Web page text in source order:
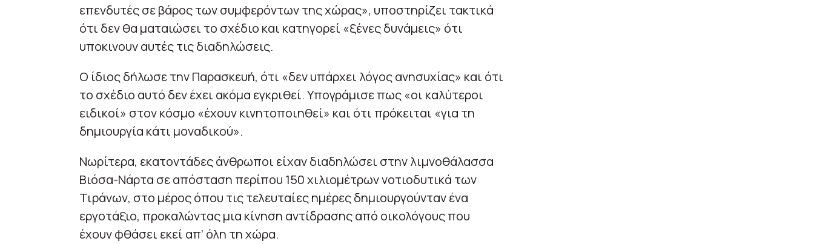
επενδυτές σε βάρος των συμφερόντων της χώρας», υποστηρίζει τακτικά
ότι δεν θα ματαιώσει το σχέδιο και κατηγορεί «ξένες δυνάμεις» ότι
υποκινουν αυτές τις διαδηλώσεις.
Ο ίδιος δήλωσε την Παρασκευή, ότι «δεν υπάρχει λόγος ανησυχίας» και ότι
το σχέδιο αυτό δεν έχει ακόμα εγκριθεί. Υπογράμισε πως «οι καλύτεροι
ειδικοί» στον κόσμο «έχουν κινητοποιηθεί» και ότι πρόκειται «για τη
δημιουργία κάτι μοναδικού».
Νωρίτερα, εκατοντάδες άνθρωποι είχαν διαδηλώσει στην λιμνοθάλασσα
Βιόσα-Νάρτα σε απόσταση περίπου 150 χιλιομέτρων νοτιοδυτικά των
Τιράνων, στο μέρος όπου τις τελευταίες ημέρες δημιουργούνταν ένα
εργοτάξιο, προκαλώντας μια κίνηση αντίδρασης από οικολόγους που
έχουν φθάσει εκεί απ’ όλη τη χώρα.